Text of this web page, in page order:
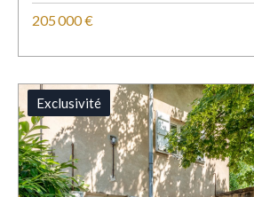
205 000 €
Exclusivité